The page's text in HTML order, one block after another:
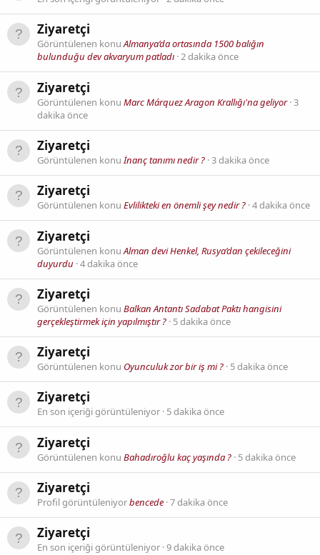
Ziyaretçi
Görüntülenen konuAlmanya’da ortasında 1500 balığın
bulunduğu dev akvaryum patladı 2 dakika önce
Ziyaretçi
Görüntülenen konu Marc Márquez Aragon Krallığı'na geliyor 3
dakika önce
Ziyaretçi
Görüntülenen konuİnanç tanımı nedir ? 3 dakika önce
Ziyaretçi
Görüntülenen konu Evlilikteki en önemli şey nedir ? 4 dakika önce
Ziyaretçi
Görüntülenen konu Alman devi Henkel, Rusya’dan çekileceğini
duyurdu 4 dakika önce
Ziyaretçi
Görüntülenen konu Balkan Antantı Sadabat Paktı hangisini
gerçekleştirmek için yapılmıştır ? 5 dakika önce
Ziyaretçi
Görüntülenen konu Oyunculuk zor bir iş mi ? 5 dakika önce
Ziyaretçi
En son içeriği görüntüleniyor 5 dakika önce
Ziyaretçi
Görüntülenen konu Bahadıroğlu kaç yaşında ? 5 dakika önce
Ziyaretçi
Profil görüntüleniyorbencede 7 dakika önce
Ziyaretçi
En son içeriği görüntüleniyor 9 dakika önce